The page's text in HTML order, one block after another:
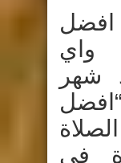
افضل
واي
شهر
في